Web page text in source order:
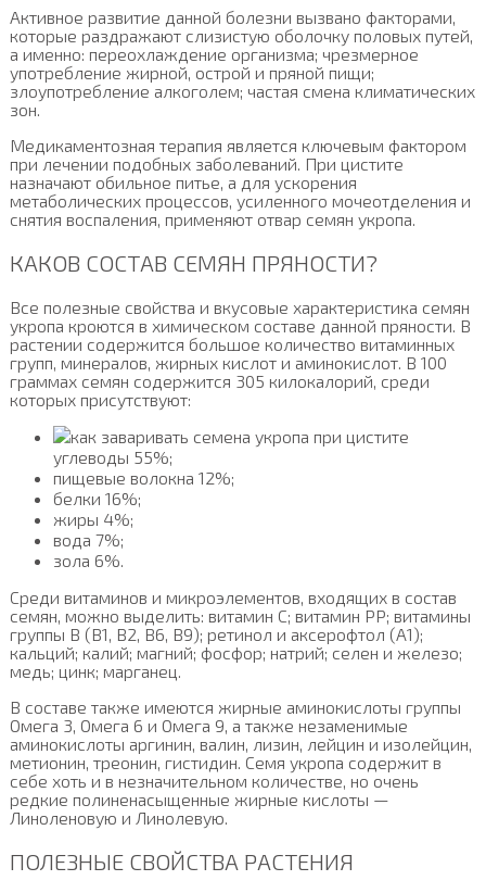
Активное развитие данной болезни вызвано факторами,
которые раздражают слизистую оболочку половых путей,
а именно: переохлаждение организма; чрезмерное
употребление жирной, острой и пряной пищи;
злоупотребление алкоголем; частая смена климатических
зон.
Медикаментозная терапия является ключевым фактором
при лечении подобных заболеваний. При цистите
назначают обильное питье, а для ускорения
метаболических процессов, усиленного мочеотделения и
снятия воспаления, применяют отвар семян укропа.
КАКОВ СОСТАВ СЕМЯН ПРЯНОСТИ?
Все полезные свойства и вкусовые характеристика семян
укропа кроются в химическом составе данной пряности. В
растении содержится большое количество витаминных
групп, минералов, жирных кислот и аминокислот. В 100
граммах семян содержится 305 килокалорий, среди
которых присутствуют:
углеводы 55%;
пищевые волокна 12%;
белки 16%;
жиры 4%;
вода 7%;
зола 6%.
Среди витаминов и микроэлементов, входящих в состав
семян, можно выделить: витамин С; витамин РР; витамины
группы В (В1, В2, В6, В9); ретинол и аксерофтол (А1);
кальций; калий; магний; фосфор; натрий; селен и железо;
медь; цинк; марганец.
В составе также имеются жирные аминокислоты группы
Омега 3, Омега 6 и Омега 9, а также незаменимые
аминокислоты аргинин, валин, лизин, лейцин и изолейцин,
метионин, треонин, гистидин. Семя укропа содержит в
себе хоть и в незначительном количестве, но очень
редкие полиненасыщенные жирные кислоты —
Линоленовую и Линолевую.
ПОЛЕЗНЫЕ СВОЙСТВА РАСТЕНИЯ